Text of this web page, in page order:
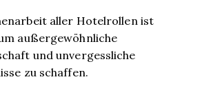
aller Hotelrollen ist
außergewöhnliche
und unvergessliche
zu schaffen.